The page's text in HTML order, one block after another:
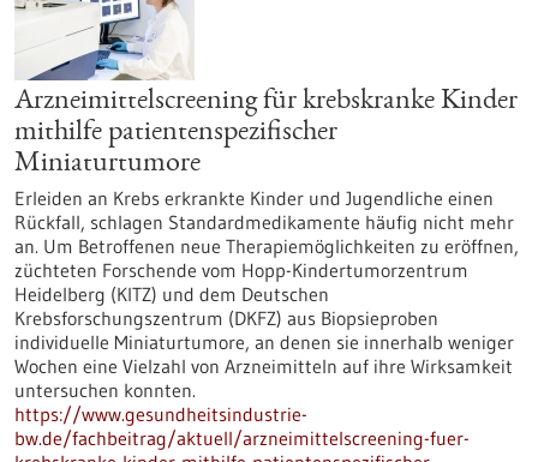
Arzneimittelscreening für krebskranke Kinder
mithilfe patientenspezifischer
Miniaturtumore
Erleiden an Krebs erkrankte Kinder und Jugendliche einen
Rückfall, schlagen Standardmedikamente häufig nicht mehr
an. Um Betroffenen neue Therapiemöglichkeiten zu eröffnen,
züchteten Forschende vom Hopp-Kindertumorzentrum
Heidelberg (KITZ) und dem Deutschen
Krebsforschungszentrum (DKFZ) aus Biopsieproben
individuelle Miniaturtumore, an denen sie innerhalb weniger
Wochen eine Vielzahl von Arzneimitteln auf ihre Wirksamkeit
untersuchen konnten.
https://www.gesundheitsindustrie-
bw.de/fachbeitrag/aktuell/arzneimittelscreening-fuer-